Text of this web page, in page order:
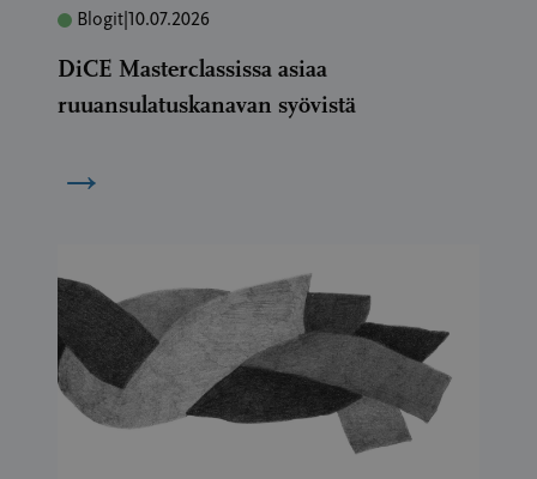
Blogit 10.07.2026
DiCE Masterclassissa asiaa
ruuansulatuskanavan syövistä
→